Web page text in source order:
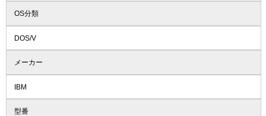
OS分類
DOS/V
メーカー
IBM
型番